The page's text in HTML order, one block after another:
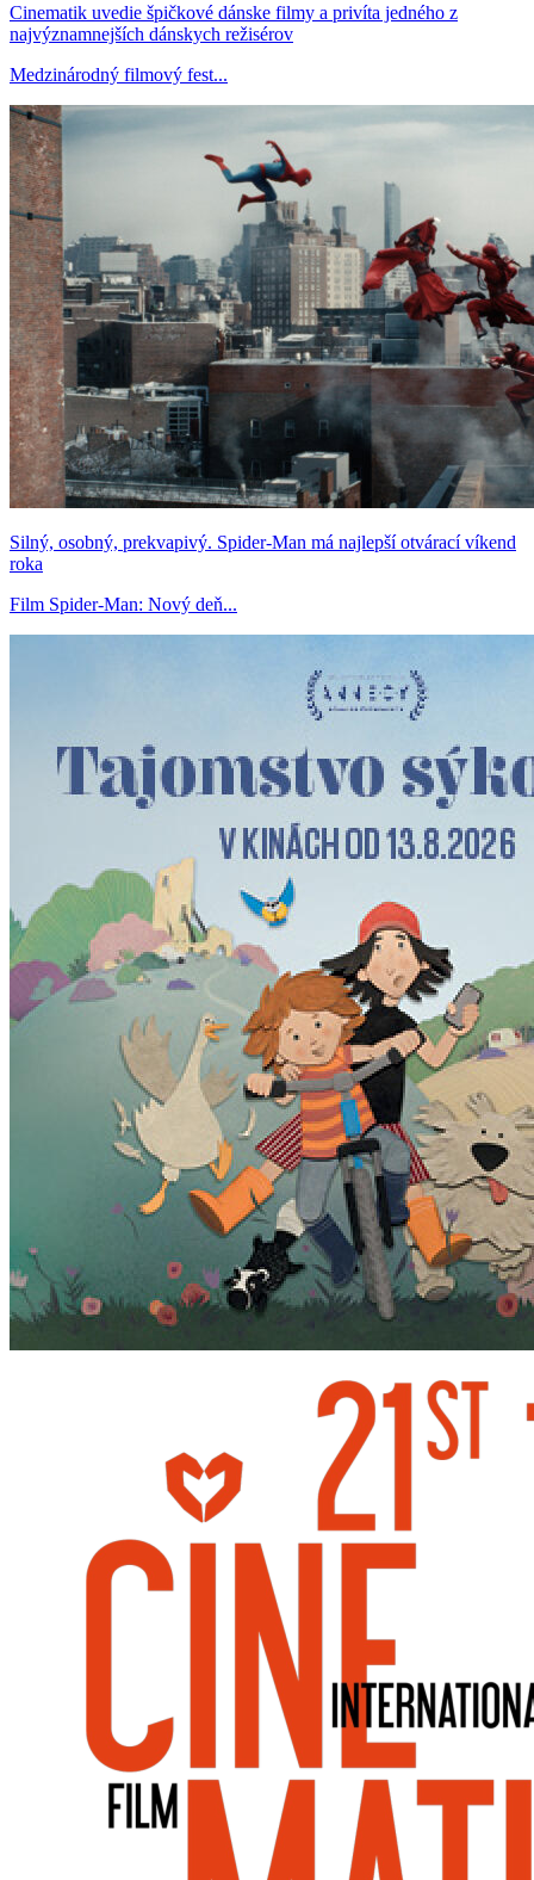
Cinematik uvedie špičkové dánske filmy a privíta jedného z
najvýznamnejších dánskych režisérov
Medzinárodný filmový fest...
Silný, osobný, prekvapivý. Spider-Man má najlepší otvárací víkend
roka
Film Spider-Man: Nový deň...